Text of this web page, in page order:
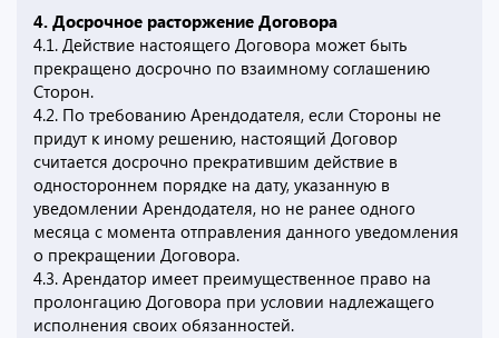
4. Досрочное расторжение Договора
4.1. Действие настоящего Договора может быть
прекращено досрочно по взаимному соглашению
Сторон.
4.2. По требованию Арендодателя, если Стороны не
придут к иному решению, настоящий Договор
считается досрочно прекратившим действие в
одностороннем порядке на дату, указанную в
уведомлении Арендодателя, но не ранее одного
месяца с момента отправления данного уведомления
о прекращении Договора.
4.3. Арендатор имеет преимущественное право на
пролонгацию Договора при условии надлежащего
исполнения своих обязанностей.